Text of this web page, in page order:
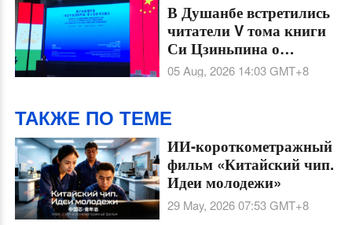
В Душанбе встретились
читатели V тома книги
Си Цзиньпина о
государственном
управлении
05 Aug, 2026 14:03GMT+8
ТАКЖЕ ПО ТЕМЕ
ИИ-короткометражный
фильм «Китайский чип.
Идеи молодежи»
29 May, 2026 07:53GMT+8